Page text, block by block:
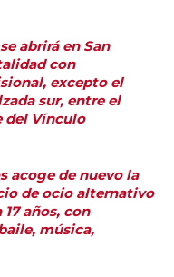
abrirá en San
con
excepto el
sur, entre el
del Vínculo
acoge de nuevo la
de ocio alternativo
17 años, con
música,